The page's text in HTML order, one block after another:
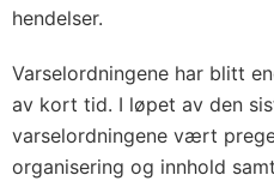
hendelser.
Varselordningene har blitt
av kort tid. I løpet av den
varselordningene vært
organisering og innhold